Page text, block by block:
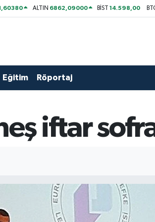
ALTIN 6862,09000 BİST14.598,00
Eğitim Röportaj
iftar